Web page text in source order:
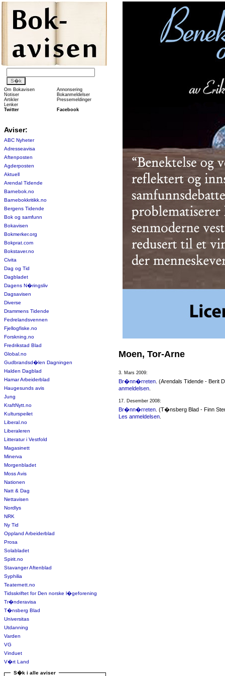
Om Bokavisen
Annonsering
Notiser
Bokanmeldelser
Artikler
Pressemeldinger
Lenker
Twitter
Facebook
Aviser:
ABC Nyheter
Adresseavisa
Aftenposten
Agderposten
Aktuell
Arendal Tidende
Barnebok.no
Barnebokkritikk.no
Bergens Tidende
Bok og samfunn
Bokavisen
Bokmerker.org
Bokprat.com
Bokstaver.no
Civita
Dag og Tid
Dagbladet
Dagens N�ringsliv
Dagsavisen
Diverse
Drammens Tidende
Fedrelandsvennen
Fjellogfiske.no
Forskning.no
Fredrikstad Blad
Global.no
Gudbrandsd�len Dagningen
Halden Dagblad
Hamar Arbeiderblad
Haugesunds avis
Jung
KraftNytt.no
Kulturspeilet
Liberal.no
Liberaleren
Litteratur i Vestfold
Magasinett
Minerva
Morgenbladet
Moss Avis
Nationen
Natt & Dag
Nettavisen
Nordlys
NRK
Ny Tid
Oppland Arbeiderblad
Prosa
Solabladet
Spirit.no
Stavanger Aftenblad
Syphilia
Teaternett.no
Tidsskriftet for Den norske l�geforening
Tr�nderavisa
T�nsberg Blad
Universitas
Utdanning
Varden
VG
Vinduet
V�rt Land
S�k i alle aviser
Moen, Tor-Arne
3. Mars 2009:
Br�nn�rreten . (Arendals Tidende - Berit
anmeldelsen
17. Desember 2008:
Br�nn�rreten . (T�nsberg Blad - Finn
Les anmeldelsen